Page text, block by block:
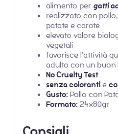
alimento per gatti
realizzato con
patate e carote
elevato valore
vegetali
favorisce l’attività
adulto con un buon
No Cruelty Test
senza colorantie
Gusto: Pollo con
Formato: 24x80gr